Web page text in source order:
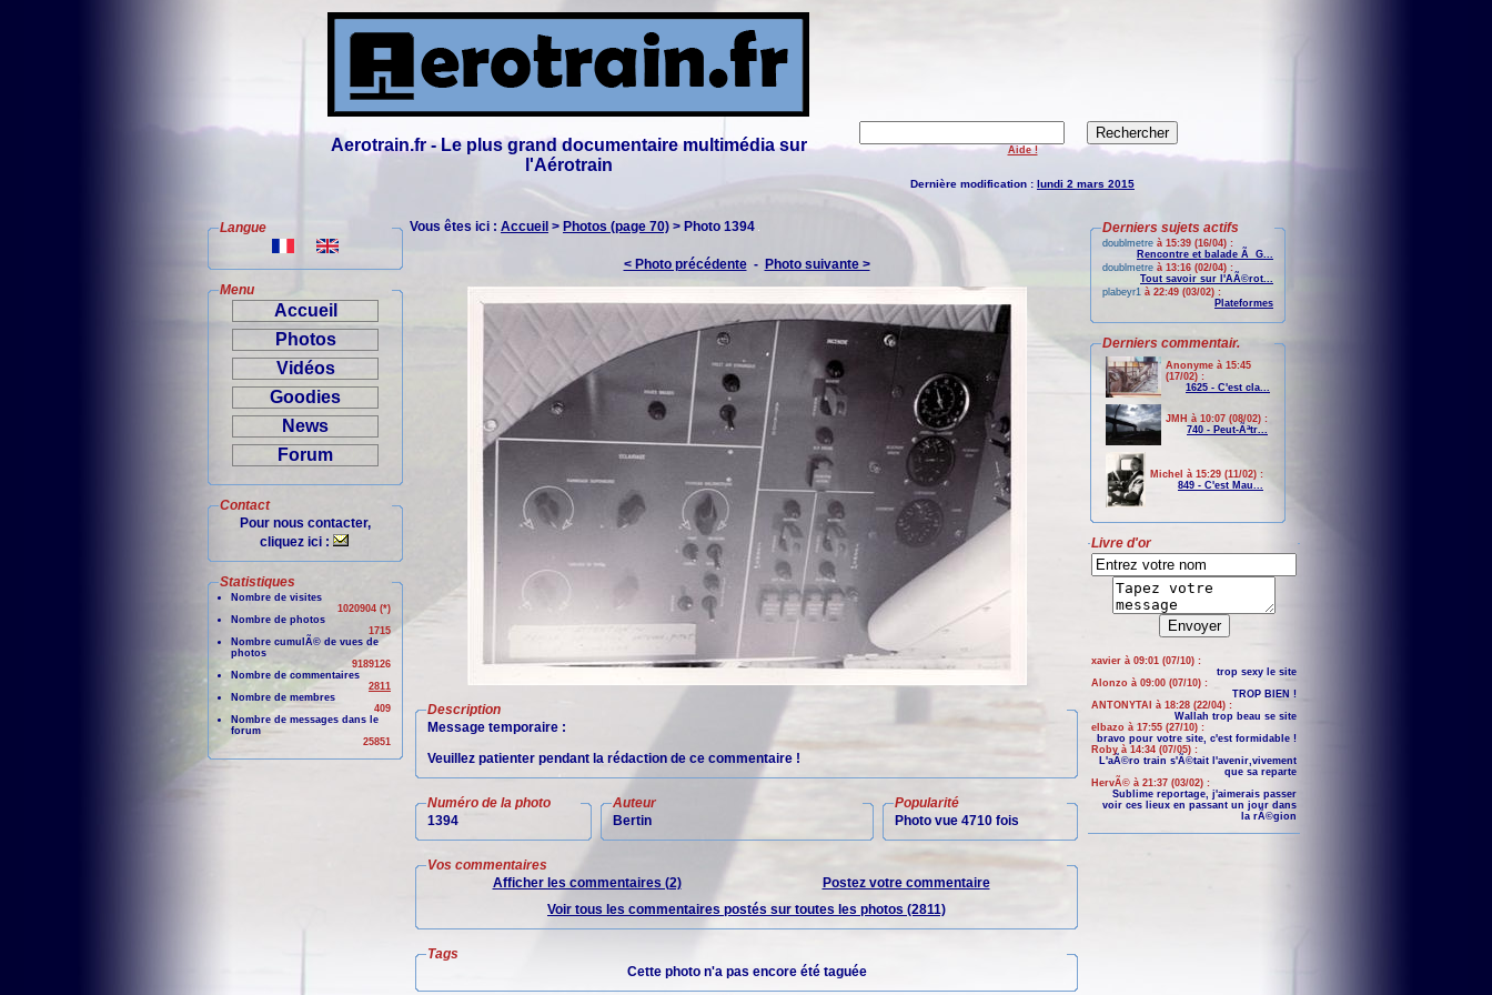
Aerotrain.fr - Le plus grand documentaire multimédia sur
l'Aérotrain
Aide !
Dernière modification : lundi 2 mars 2015
Langue
Menu
Accueil
Photos
Vidéos
Goodies
News
Forum
Contact
Pour nous contacter,
cliquez ici :
Statistiques
Nombre de visites
1020904 (*)
Nombre de photos
1715
Nombre cumulÃ© de vues de
photos
9189126
Nombre de commentaires
2811
Nombre de membres
409
Nombre de messages dans le
forum
25851
Vous êtes ici : Accueil > Photos (page 70) > Photo 1394
< Photo précédente- Photo suivante >
Description
Message temporaire :
Veuillez patienter pendant la rédaction de ce commentaire !
Numéro de la photo
1394
Auteur
Bertin
Popularité
Photo vue 4710 fois
Vos commentaires
Afficher les commentaires (2)
Postez votre commentaire
Voir tous les commentaires postés sur toutes les photos (2811)
Tags
Cette photo n'a pas encore été taguée
Derniers sujets actifs
doublmetre à 15:39 (16/04) :
Rencontre et balade Ã G...
doublmetre à 13:16 (02/04) :
Tout savoir sur l'AÃ©rot...
plabeyr1 à 22:49 (03/02) :
Plateformes
Derniers commentair.
Anonyme à 15:45
(17/02) :
1625 - C'est cla...
JMH à 10:07 (08/02) :
740 - Peut-Ãªtr...
Michel à 15:29 (11/02) :
849 - C'est Mau...
Livre d'or
xavier à 09:01 (07/10) :
trop sexy le site
Alonzo à 09:00 (07/10) :
TROP BIEN !
ANTONYTAI à 18:28 (22/04) :
Wallah trop beau se site
elbazo à 17:55 (27/10) :
bravo pour votre site, c'est formidable !
Roby à 14:34 (07/05) :
L'aÃ©ro train s'Ã©tait l'avenir,vivement
que sa reparte
HervÃ© à 21:37 (03/02) :
Sublime reportage, j'aimerais passer
voir ces lieux en passant un jour dans
la rÃ©gion